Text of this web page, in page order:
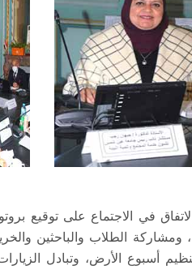
في الاجتماع على توقيع
ومشاركة الطلاب والباحثين
أسبوع الأرض، وتبادل